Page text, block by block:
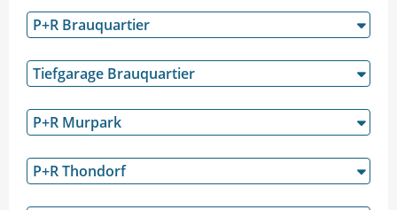
P+R Brauquartier
Tiefgarage Brauquartier
P+R Murpark
P+R Thondorf